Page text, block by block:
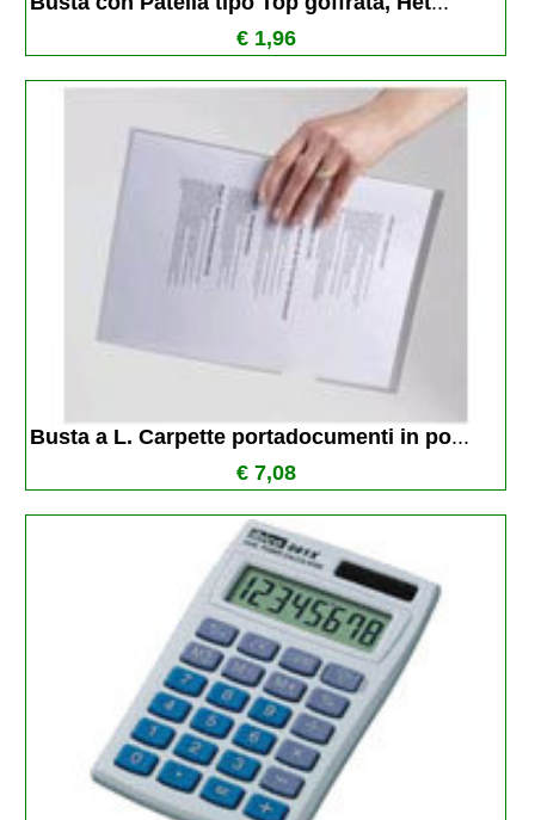
€ 1,96
Busta a L. Carpette portadocumenti in po...
€ 7,08